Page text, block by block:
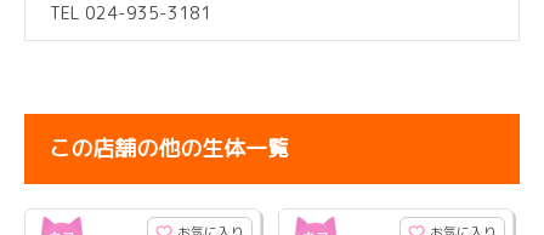
TEL 024-935-3181
この店舗の他の生体一覧